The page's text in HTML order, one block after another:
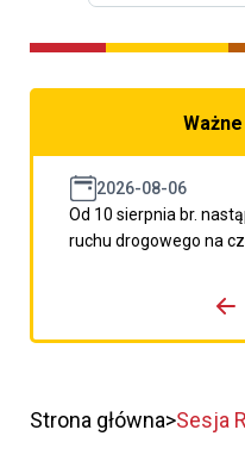
2026-08-06
Od 10 sierpnia br.
ruchu drogowego na
porzpedniego komunikatu
Strona główna Sesja